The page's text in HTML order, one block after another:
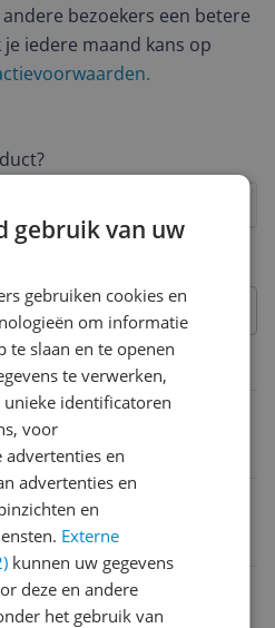
kenmerken
bezoekers een betere
iedere maand kans op
1 van 4
gebruik van uw
gebruiken cookies en
om informatie
te slaan en te openen
te verwerken,
unieke identificatoren
voor
advertenties en
advertenties en
en
Externe
kunnen uw gegevens
deze en andere
het gebruik van